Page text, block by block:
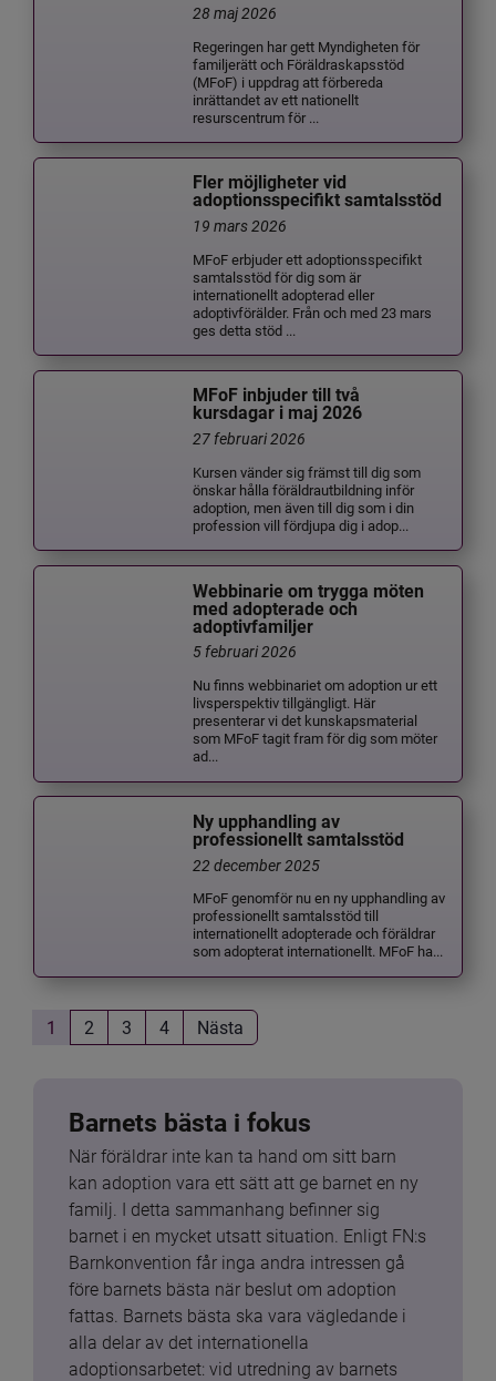
28 maj 2026
Regeringen har gett Myndigheten för
familjerätt och Föräldraskapsstöd
(MFoF) i uppdrag att förbereda
inrättandet av ett nationellt
resurscentrum för ...
Fler möjligheter vid
adoptionsspecifikt samtalsstöd
19 mars 2026
MFoF erbjuder ett adoptionsspecifikt
samtalsstöd för dig som är
internationellt adopterad eller
adoptivförälder. Från och med 23 mars
ges detta stöd ...
MFoF inbjuder till två
kursdagar i maj 2026
27 februari 2026
Kursen vänder sig främst till dig som
önskar hålla föräldrautbildning inför
adoption, men även till dig som i din
profession vill fördjupa dig i adop...
Webbinarie om trygga möten
med adopterade och
adoptivfamiljer
5 februari 2026
Nu finns webbinariet om adoption ur ett
livsperspektiv tillgängligt. Här
presenterar vi det kunskapsmaterial
som MFoF tagit fram för dig som möter
ad...
Ny upphandling av
professionellt samtalsstöd
22 december 2025
MFoF genomför nu en ny upphandling av
professionellt samtalsstöd till
internationellt adopterade och föräldrar
som adopterat internationellt. MFoF ha...
1 2 3 4 Nästa
Barnets bästa i fokus
När föräldrar inte kan ta hand om sitt barn
kan adoption vara ett sätt att ge barnet en ny
familj. I detta sammanhang befinner sig
barnet i en mycket utsatt situation. Enligt FN:s
Barnkonvention får inga andra intressen gå
före barnets bästa när beslut om adoption
fattas. Barnets bästa ska vara vägledande i
alla delar av det internationella
adoptionsarbetet: vid utredning av barnets